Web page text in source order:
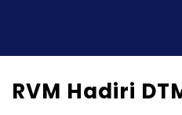
RVM Hadiri